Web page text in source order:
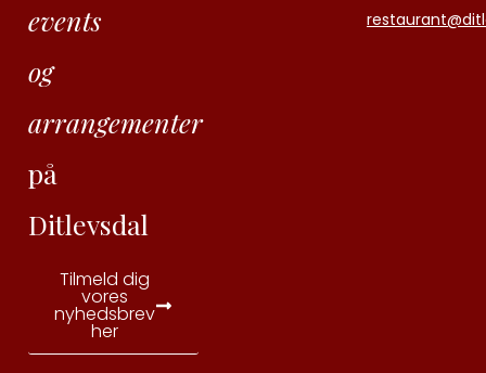
events
og
arrangementer
på
Ditlevsdal
Tilmeld dig
vores
nyhedsbrev
her